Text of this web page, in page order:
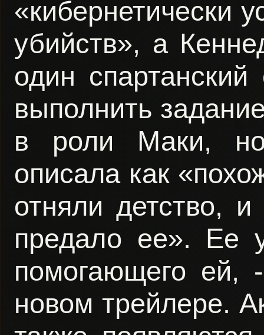
«кибернетически
убийств», а
один спартанский
выполнить
в роли Маки,
описала как
отняли детство, и
предало ее». Ее
помогающего ей,
новом трейлере.